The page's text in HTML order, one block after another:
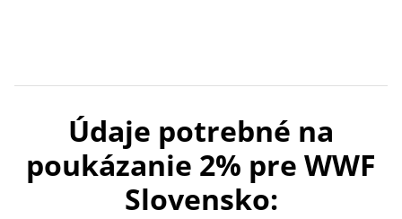
Údaje potrebné na
poukázanie 2% pre WWF
Slovensko: